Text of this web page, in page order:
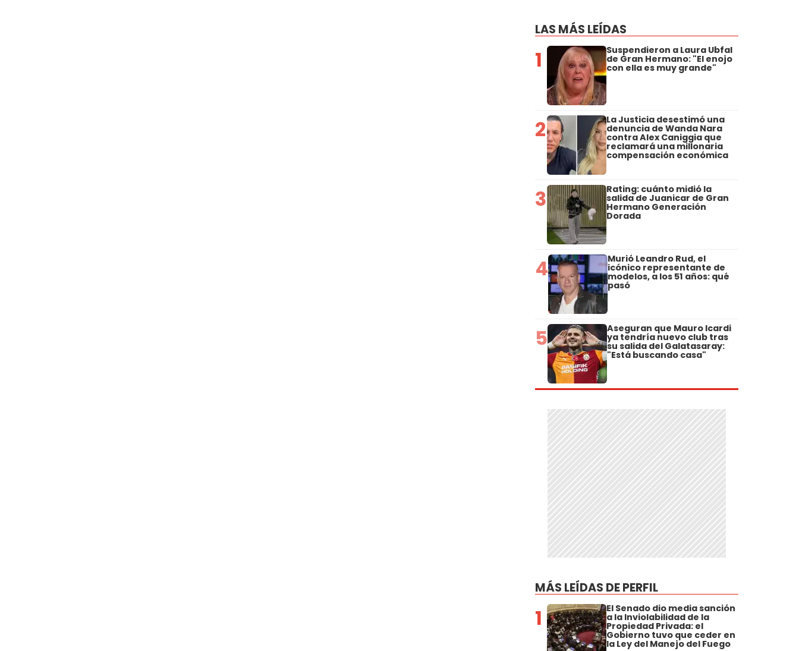
LAS MÁS LEÍDAS
1 Suspendieron a Laura Ubfal
de Gran Hermano: "El enojo
con ella es muy grande"
2 La Justicia desestimó una
denuncia de Wanda Nara
contra Alex Caniggia que
reclamará una millonaria
compensación económica
3 Rating: cuánto midió la
salida de Juanicar de Gran
Hermano Generación
Dorada
4 Murió Leandro Rud, el
icónico representante de
modelos, a los 51 años: qué
pasó
5 Aseguran que Mauro Icardi
ya tendría nuevo club tras
su salida del Galatasaray:
"Está buscando casa"
MÁS LEÍDAS DE PERFIL
1 El Senado dio media sanción
a la Inviolabilidad de la
Propiedad Privada: el
Gobierno tuvo que ceder en
la Ley del Manejo del Fuego